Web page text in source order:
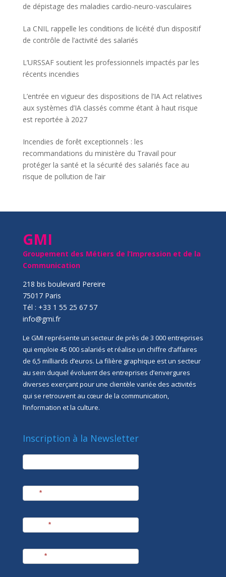
de dépistage des maladies cardio-neuro-vasculaires
La CNIL rappelle les conditions de licéité d’un dispositif
de contrôle de l’activité des salariés
L’URSSAF soutient les professionnels impactés par les
récents incendies
L’entrée en vigueur des dispositions de l’IA Act relatives
aux systèmes d’IA classés comme étant à haut risque
est reportée à 2027
Incendies de forêt exceptionnels : les
recommandations du ministère du Travail pour
protéger la santé et la sécurité des salariés face au
risque de pollution de l’air
GMI
Groupement des Métiers de l’Impression et de la
Communication
218 bis boulevard Pereire
75017 Paris
Tél : +33 1 55 25 67 57
info@gmi.fr
Le GMI représente un secteur de près de 3 000 entreprises
qui emploie 45 000 salariés et réalise un chiffre d’affaires
de 6,5 milliards d’euros. La filière graphique est un secteur
au sein duquel évoluent des entreprises d’envergures
diverses exerçant pour une clientèle variée des activités
qui se retrouvent au cœur de la communication,
l’information et la culture.
Inscription à la Newsletter
newsletter
*
*
*